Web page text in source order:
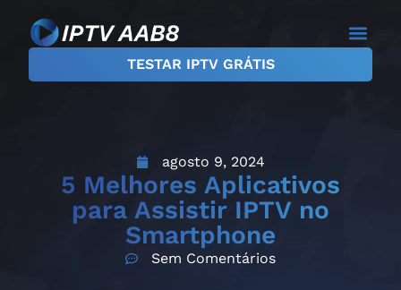
TESTAR IPTV GRÁTIS
agosto 9, 2024
5 Melhores Aplicativos
para Assistir IPTV no
Smartphone
Sem Comentários